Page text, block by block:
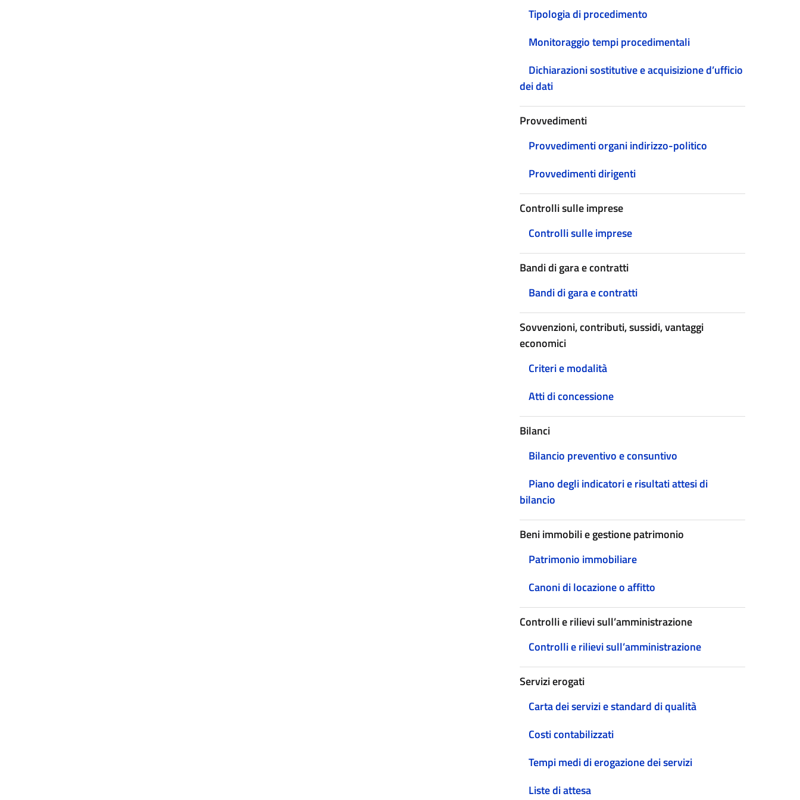
Tipologia di procedimento
Monitoraggio tempi procedimentali
Dichiarazioni sostitutive e acquisizione d’ufficio
dei dati
Provvedimenti
Provvedimenti organi indirizzo-politico
Provvedimenti dirigenti
Controlli sulle imprese
Controlli sulle imprese
Bandi di gara e contratti
Bandi di gara e contratti
Sovvenzioni, contributi, sussidi, vantaggi
economici
Criteri e modalità
Atti di concessione
Bilanci
Bilancio preventivo e consuntivo
Piano degli indicatori e risultati attesi di
bilancio
Beni immobili e gestione patrimonio
Patrimonio immobiliare
Canoni di locazione o affitto
Controlli e rilievi sull’amministrazione
Controlli e rilievi sull’amministrazione
Servizi erogati
Carta dei servizi e standard di qualità
Costi contabilizzati
Tempi medi di erogazione dei servizi
Liste di attesa